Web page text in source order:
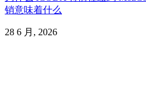
销意味着什么
28 6 月, 2026